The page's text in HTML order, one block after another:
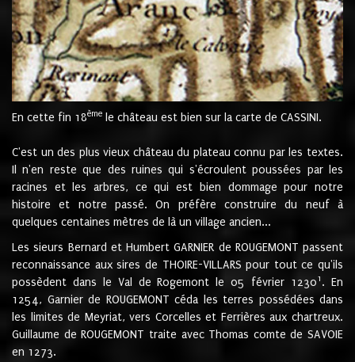
En cette fin 18ème le château est bien sur la carte de CASSINI.
C'est un des plus vieux château du plateau connu par les textes.
Il n'en reste que des ruines qui s'écroulent poussées par les
racines et les arbres, ce qui est bien dommage pour notre
histoire et notre passé. On préfère construire du neuf à
quelques centaines mètres de là un village ancien...
Les sieurs Bernard et Humbert GARNIER de ROUGEMONT passent
reconnaissance aux sires de THOIRE-VILLARS pour tout ce qu'ils
possèdent dans le Val de Rogemont le 05 février 12301 . En
1254, Garnier de ROUGEMONT céda les terres possédées dans
les limites de Meyriat, vers Corcelles et Ferrières aux chartreux.
Guillaume de ROUGEMONT traite avec Thomas comte de SAVOIE
en 1273.